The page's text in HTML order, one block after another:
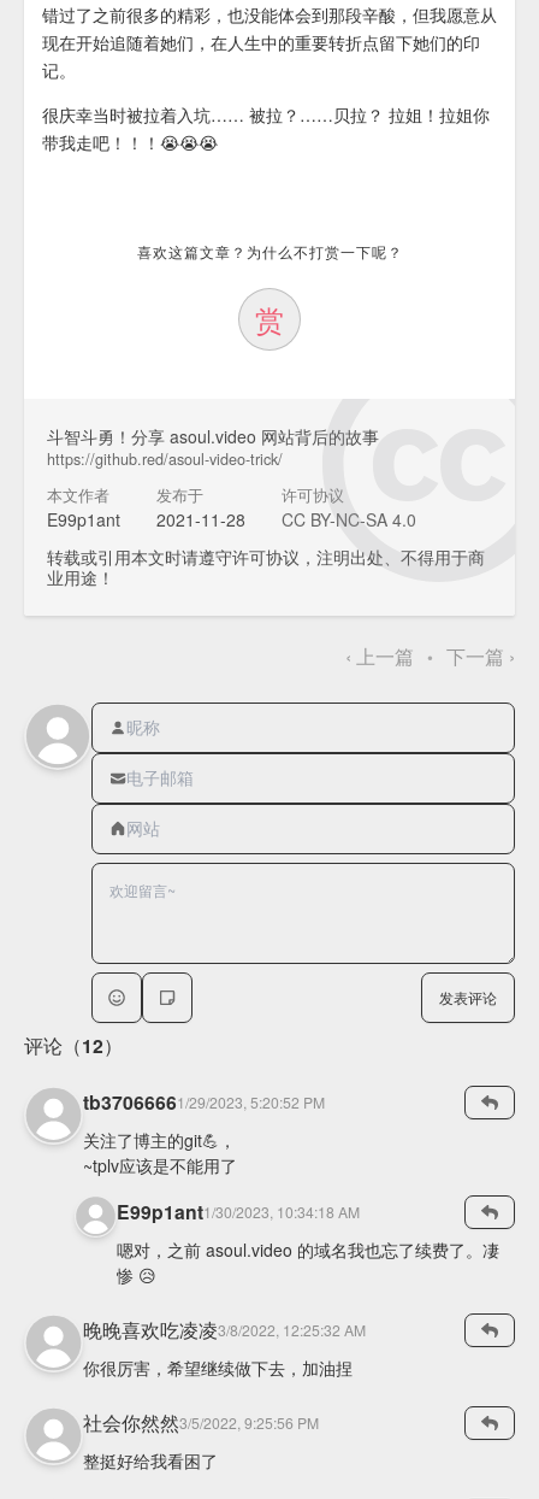
错过了之前很多的精彩，也没能体会到那段辛酸，但我愿意从
现在开始追随着她们，在人生中的重要转折点留下她们的印
记。
很庆幸当时被拉着入坑…… 被拉？……贝拉？ 拉姐！拉姐你
带我走吧！！！😭😭😭
喜欢这篇文章？为什么不打赏一下呢？
赏
斗智斗勇！分享 asoul.video 网站背后的故事
https://github.red/asoul-video-trick/
本文作者
E99p1ant
发布于
2021-11-28
许可协议
CC BY-NC-SA 4.0
转载或引用本文时请遵守许可协议，注明出处、不得用于商
业用途！
‹ 上一篇 • 下一篇 ›
发表评论
评论（12）
tb37066661/29/2023, 5:20:52 PM
关注了博主的git💪，
~tplv应该是不能用了
E99p1ant1/30/2023, 10:34:18 AM
嗯对，之前 asoul.video 的域名我也忘了续费了。凄
惨 😥
晚晚喜欢吃凌凌3/8/2022, 12:25:32 AM
你很厉害，希望继续做下去，加油捏
社会你然然3/5/2022, 9:25:56 PM
整挺好给我看困了